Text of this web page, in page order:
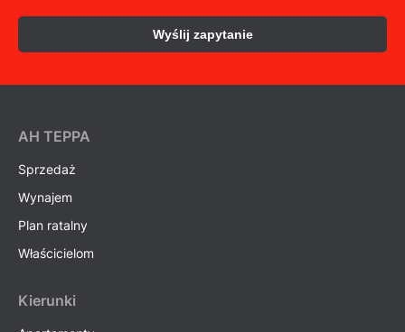
Wyślij zapytanie
AH ТEPPA
Sprzedaż
Wynajem
Plan ratalny
Właścicielom
Kierunki